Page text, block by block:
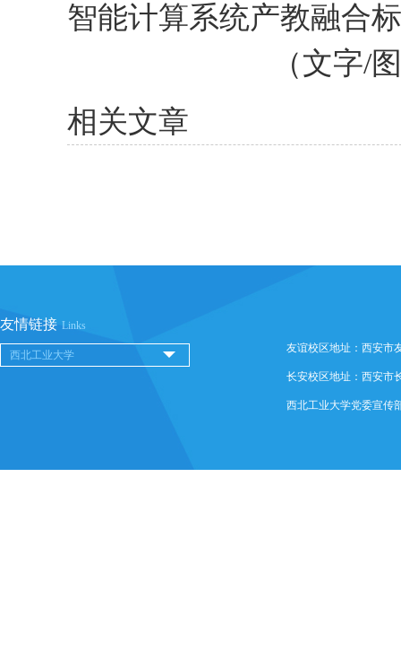
智能计算系统产教融合
（文字/
相关文章
友情链接 Links
友谊校区地址：西安市
长安校区地址：西安市
西北工业大学党委宣传